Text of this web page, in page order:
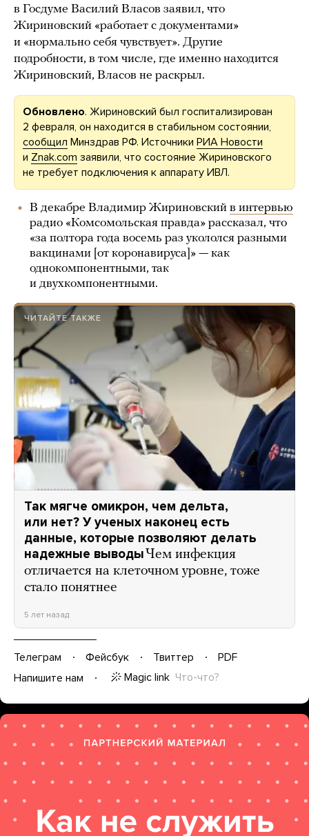
в Госдуме Василий Власов заявил, что
Жириновский «работает с документами»
и «нормально себя чувствует». Другие
подробности, в том числе, где именно находится
Жириновский, Власов не раскрыл.
Обновлено. Жириновский был госпитализирован
2 февраля, он находится в стабильном состоянии,
сообщил Минздрав РФ. Источники РИА Новости
и Znak.com заявили, что состояние Жириновского
не требует подключения к аппарату ИВЛ.
В декабре Владимир Жириновский в интервью
радио «Комсомольская правда» рассказал, что
«за полтора года восемь раз укололся разными
вакцинами [от коронавируса]» — как
однокомпонентными, так
и двухкомпонентными.
ЧИТАЙТЕ ТАКЖЕ
Так мягче омикрон, чем дельта,
или нет? У ученых наконец есть
данные, которые позволяют делать
надежные выводы Чем инфекция
отличается на клеточном уровне, тоже
стало понятнее
5 лет назад
Телеграм Фейсбук Твиттер
PDF
Напишите нам
Magic link Что-что?